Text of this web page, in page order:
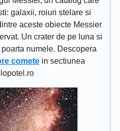
galaxii, roiuri stelare si
aceste obiecte Messier
Un crater de pe luna si
numele. Descopera
comete in sectiunea